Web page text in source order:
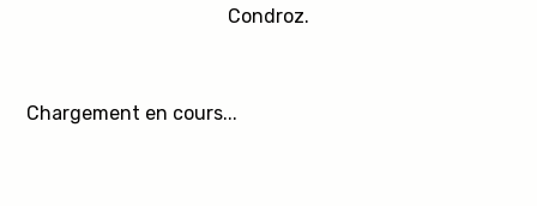
Condroz.
Chargement en cours...